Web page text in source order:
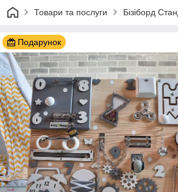
Товари та послуги Бізіборд
Подарунок